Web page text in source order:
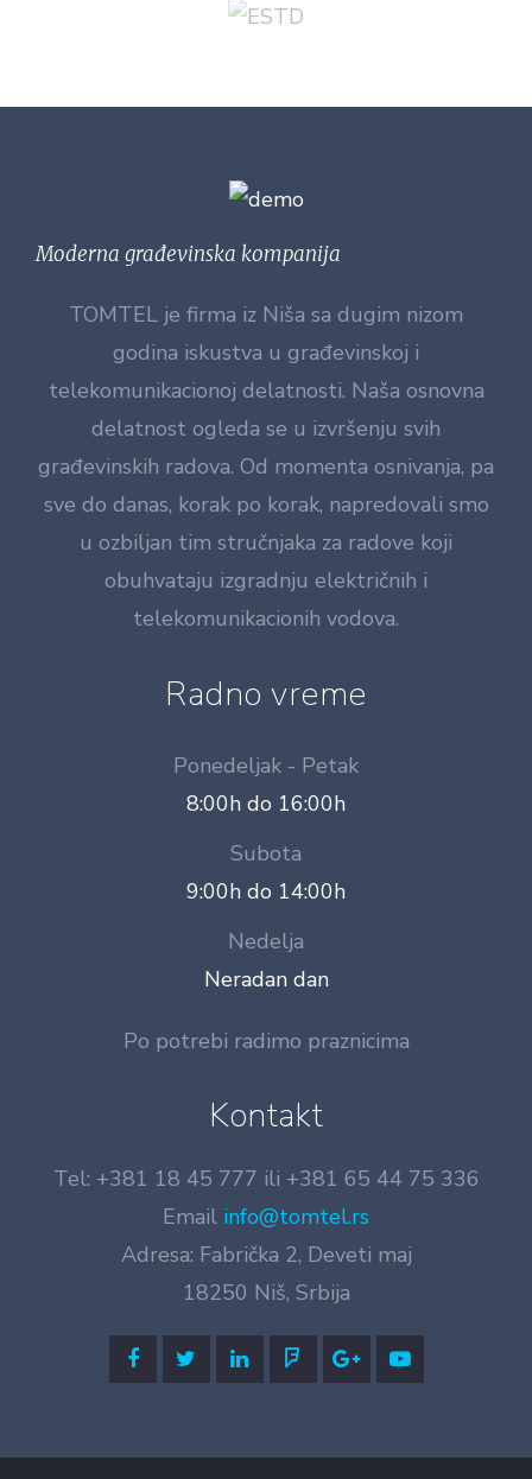
Moderna građevinska kompanija
TOMTEL je firma iz Niša sa dugim nizom
godina iskustva u građevinskoj i
telekomunikacionoj delatnosti. Naša osnovna
delatnost ogleda se u izvršenju svih
građevinskih radova. Od momenta osnivanja, pa
sve do danas, korak po korak, napredovali smo
u ozbiljan tim stručnjaka za radove koji
obuhvataju izgradnju električnih i
telekomunikacionih vodova.
Radno vreme
Ponedeljak - Petak
8:00h do 16:00h
Subota
9:00h do 14:00h
Nedelja
Neradan dan
Po potrebi radimo praznicima
Kontakt
Tel: +381 18 45 777 ili +381 65 44 75 336
Email info@tomtel.rs
Adresa: Fabrička 2, Deveti maj
18250 Niš, Srbija